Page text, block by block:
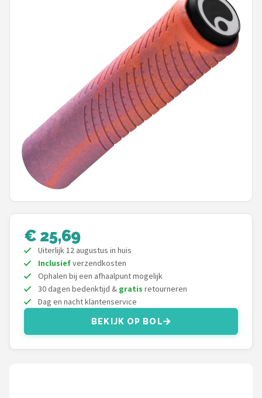
Elektrische fietsen
Mountainbikes
Shop
POPULAIRE MERKEN
Basil
ABUS
AXA
New Looxs
Schwalbe
€ 25,69
Uiterlijk 12 augustus in huis
Inclusiefverzendkosten
Ophalen bij een afhaalpunt mogelijk
30 dagen bedenktijd & gratis retourneren
Dag en nacht klantenservice
BEKIJK OP BOL